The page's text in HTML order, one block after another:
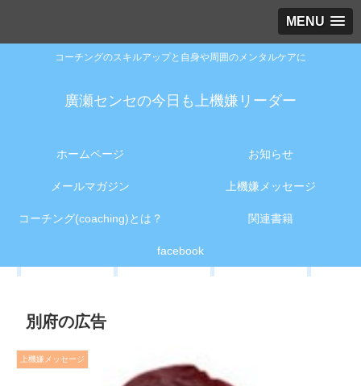
MENU
コーチングのスキルアップと自身や周囲のメンタルケアに
廣瀬センセの今日も上機嫌リーダー
ホームページ お知らせ
メールマガジン 上機嫌メッセージ
コーチング(coaching)とは？ 関連書籍
facebook
別府の広告
上機嫌メッセージ